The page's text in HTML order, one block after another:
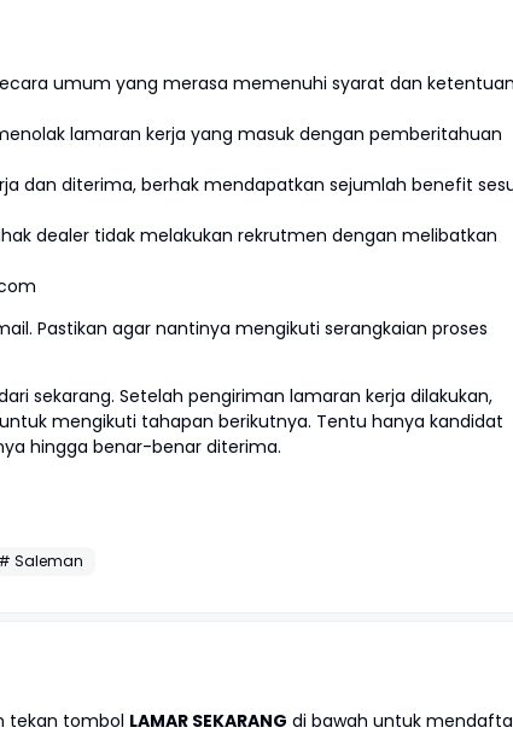
umum yang merasa memenuhi syarat dan
lamaran kerja yang masuk dengan pemberitahuan
dan diterima, berhak mendapatkan sejumlah benefit
dealer tidak melakukan rekrutmen dengan melibatkan
Pastikan agar nantinya mengikuti serangkaian proses
sekarang. Setelah pengiriman lamaran kerja dilakukan,
mengikuti tahapan berikutnya. Tentu hanya kandidat
hingga benar-benar diterima.
# Saleman
tekan tombol LAMAR SEKARANG di bawah untuk